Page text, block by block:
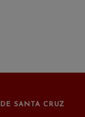
SANTA CRUZ